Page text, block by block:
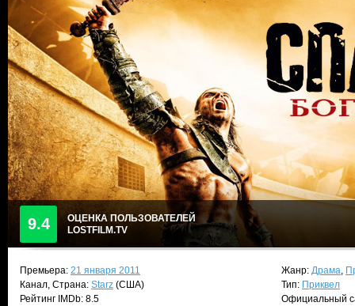
9.4
ОЦЕНКА ПОЛЬЗОВАТЕЛЕЙ
LOSTFILM.TV
Премьера: 21 января 2011
Канал, Страна: Starz (США)
Рейтинг IMDb: 8.5
Жанр: Драма,
Тип: Приквел
Официальный